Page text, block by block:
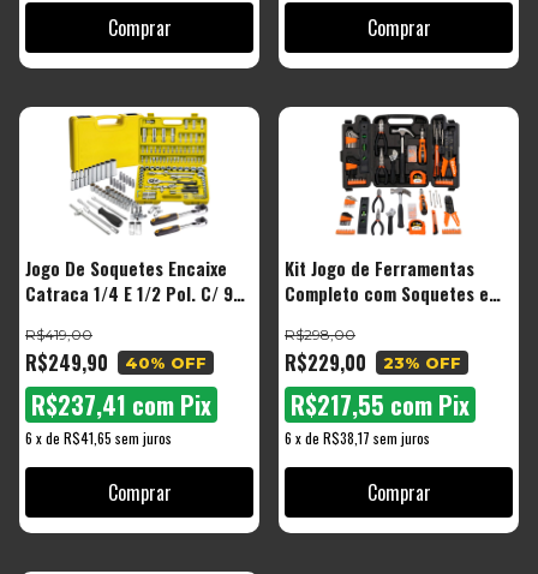
Jogo De Soquetes Encaixe
Catraca 1/4 E 1/2 Pol. C/ 94
R$249,90
R$419,00
40% OFF
6 xde R$41,65 sem juros
R$237,41 com Pix
Kit Jogo de Ferramentas
Completo com Soquetes e
R$229,00
R$298,00
23% OFF
6 xde R$38,17 sem juros
R$217,55 com Pix